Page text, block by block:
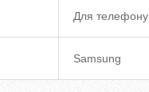
Для телефону
Samsung